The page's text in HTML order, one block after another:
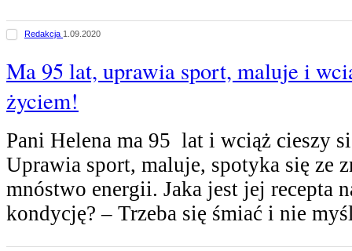
Redakcja 1.09.2020
Ma 95 lat, uprawia sport, maluje i
życiem!
Pani Helena ma 95 lat i wciąż cieszy
Uprawia sport, maluje, spotyka się ze
mnóstwo energii. Jaka jest jej recepta
kondycję? – Trzeba się śmiać i nie